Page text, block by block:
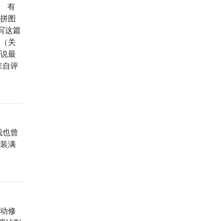
有
图
这篇
关
最
自评
曾
满
修